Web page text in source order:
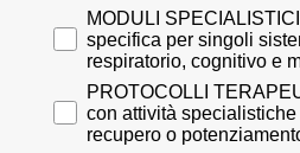
MODULI
specifica per singoli
respiratorio, cognitivo e
PROTOCOLLI
con attività specialistiche
recupero o